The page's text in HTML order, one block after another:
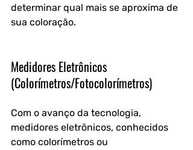
determinar qual mais se aproxima de
sua coloração.
Medidores Eletrônicos
(Colorímetros/Fotocolorímetros)
Com o avanço da tecnologia,
medidores eletrônicos, conhecidos
como colorímetros ou